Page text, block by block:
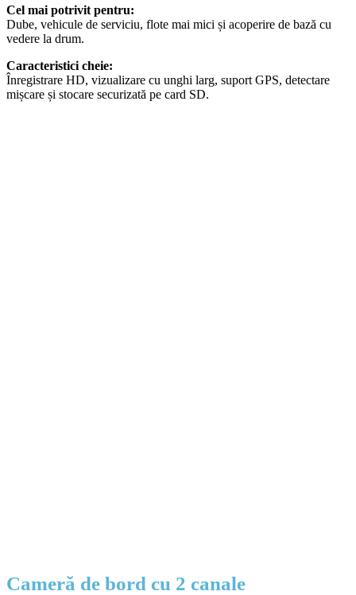
Cel mai potrivit pentru:
Dube, vehicule de serviciu, flote mai mici și acoperire de bază cu
vedere la drum.
Caracteristici cheie:
Înregistrare HD, vizualizare cu unghi larg, suport GPS, detectare
mișcare și stocare securizată pe card SD.
Cameră de bord cu 2 canale